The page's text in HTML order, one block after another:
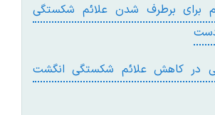
برای برطرف شدن علائم شکستگی
در کاهش علائم شکستگی انگشت